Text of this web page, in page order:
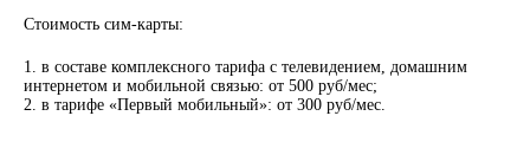
Стоимость сим-карты:
в составе комплексного тарифа с телевидением, домашним
интернетом и мобильной связью: от 500 руб/мес;
в тарифе «Первый мобильный»: от 300 руб/мес.